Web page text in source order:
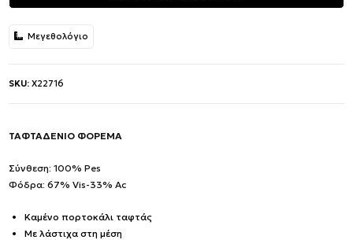
Μεγεθολόγιο
SKU:X22716
ΤΑΦΤΑΔΕΝΙΟ ΦΟΡΕΜΑ
Σύνθεση: 100% Pes
Φόδρα: 67% Vis-33% Ac
Καμένο πορτοκάλι ταφτάς
Με λάστιχα στη μέση